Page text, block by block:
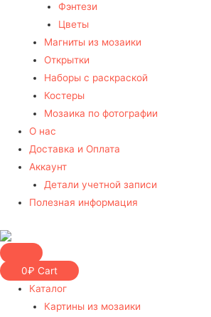
Фэнтези
Цветы
Магниты из мозаики
Открытки
Наборы с раскраской
Костеры
Мозаика по фотографии
О нас
Доставка и Оплата
Аккаунт
Детали учетной записи
Полезная информация
0₽ Cart
Каталог
Картины из мозаики